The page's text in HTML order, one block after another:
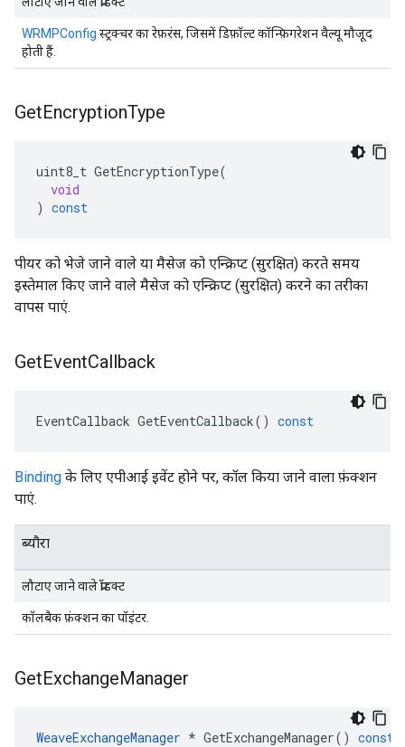
WRMPConfig स्ट्रक्चर का रेफ़रंस, जिसमें डिफ़ॉल्ट कॉन्फ़िगरेशन वैल्यू मौजूद
होती हैं.
GetEncryptionType
uint8_t GetEncryptionType(
void
) const
पीयर को भेजे जाने वाले या मैसेज को एन्क्रिप्ट (सुरक्षित) करते समय
इस्तेमाल किए जाने वाले मैसेज को एन्क्रिप्ट (सुरक्षित) करने का तरीका
वापस पाएं.
GetEventCallback
EventCallback GetEventCallback() const
Binding के लिए एपीआई इवेंट होने पर, कॉल किया जाने वाला फ़ंक्शन
पाएं.
ब्यौरा
लौटाए जाने वाले प्रॉडक्ट
कॉलबैक फ़ंक्शन का पॉइंटर.
GetExchangeManager
WeaveExchangeManager * GetExchangeManager() const